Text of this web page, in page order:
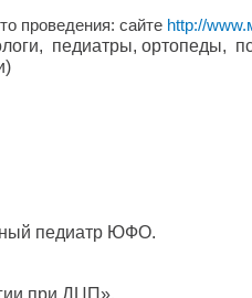
проведения: сайте http://
педиатры, ортопеды,
педиатр ЮФО.
при ДЦП».